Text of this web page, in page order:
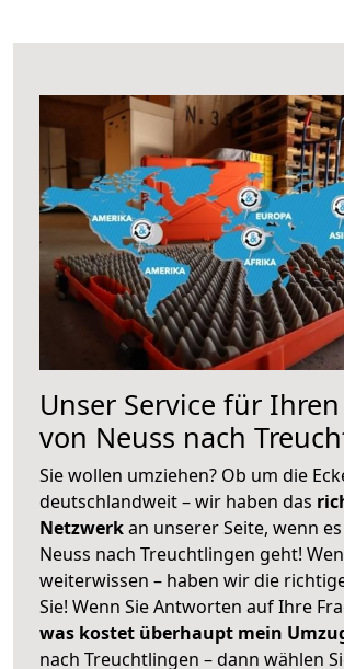
Unser Service für
von Neuss nach
Sie wollen umziehen? Ob um die
deutschlandweit – wir haben das
Netzwerkan unserer Seite, wenn
Neuss nach Treuchtlingen geht!
weiterwissen – haben wir die
Sie! Wenn Sie Antworten auf Ihre
was kostet überhaupt mein
nach Treuchtlingen – dann wählen